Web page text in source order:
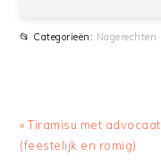
📂 Categorieën: Nagerechten
Previous
Post:
« Tiramisu met advocaat
(feestelijk en romig)